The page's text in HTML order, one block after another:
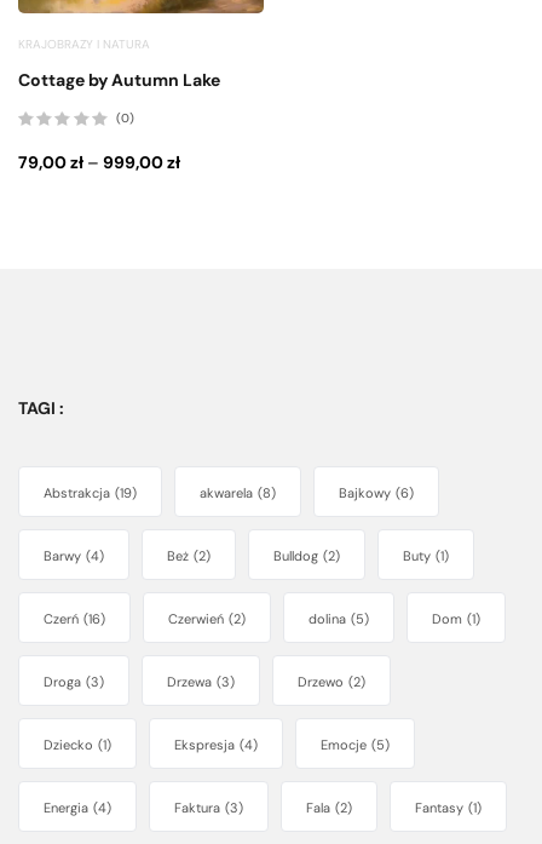
KRAJOBRAZY I NATURA
Cottage by Autumn Lake
0
na
(0)
79,00zł – 999,00zł
TAGI :
Abstrakcja (19) akwarela (8) Bajkowy (6)
Barwy (4) Beż (2) Bulldog (2) Buty (1)
Czerń (16) Czerwień (2) dolina (5) Dom (1)
Droga (3) Drzewa (3) Drzewo (2)
Dziecko (1) Ekspresja (4) Emocje (5)
Energia (4) Faktura (3) Fala (2) Fantasy (1)